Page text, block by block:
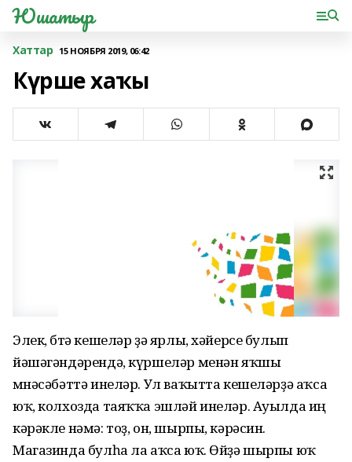
Юшатыр
Хаттар 15 НОЯБРЯ 2019, 06:42
Күрше хаҡы
Элек, бөтә кешеләр ҙә ярлы, хәйерсе булып
йәшәгәндәрендә, күршеләр менән яҡшы
мөнәсәбәттә инеләр. Ул ваҡытта кешеләрҙә аҡса
юҡ, колхозда таяҡҡа эшләй инеләр. Ауылда иң
кәрәкле нәмә: тоҙ, он, шырпы, кәрәсин.
Магазинда булһа ла аҡса юҡ. Өйҙә шырпы юҡ